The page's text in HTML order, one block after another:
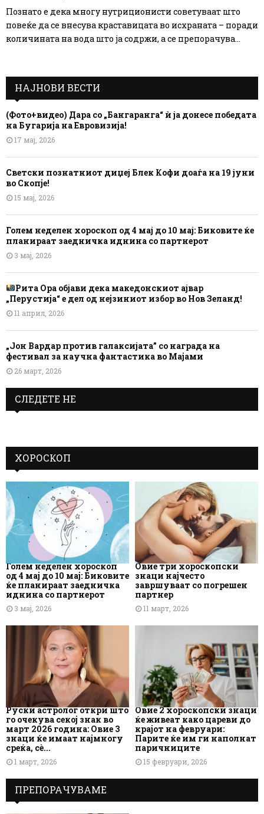
Познато е дека многу нутриционисти советуваат што
повеќе да се внесува краставицата во исхраната – поради
количината на вода што ја содржи, а се препорачува...
НАЈНОВИ ВЕСТИ
(Фото+видео) Дара со „Бангаранга“ ѝ ја донесе победата
на Бугарија на Евровизија!
17 мај, 2026
Светски познатниот диџеј Блек Кофи доаѓа на 19 јуни
во Скопје!
15 мај, 2026
Голем неделен хороскоп од 4 мај до 10 мај: Биковите ќе
планираат заедничка иднина со партнерот
3 мај, 2026
Рита Ора објави дека македонскиот ајвар
„Перустија“ е дел од нејзиниот избор во Нов Зеланд!
11 април, 2026
„Јон Вардар против галаксијата” со награда на
фестивал за научна фантастика во Мајами
26 март, 2026
СЛЕДЕТЕ НЕ
ХОРОСКОП
Голем неделен хороскоп
од 4 мај до 10 мај: Биковите
ќе планираат заедничка
иднина со партнерот
3 мај, 2026
Овие три хороскопски
знаци најчесто
завршуваат со погрешен
партнер
11 март, 2026
Руски астролог откри што
го очекува секој знак во
март 2026 година: Овие 3
знаци ќе имаат најмногу
среќа, сè...
1 март, 2026
Овие 2 хороскопски знаци
ќе живеат како цареви до
крајот на февруари:
Парите ќе им ги наполнат
паричниците
15 февруари, 2026
ПРЕПОРАЧУВАМЕ